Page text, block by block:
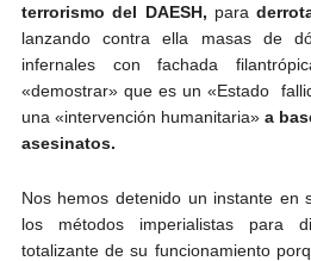
terrorismo del DAESH, para
lanzando contra ella masas de
infernales con fachada
«demostrar» que es un «Estado
una «intervención humanitaria»a
asesinatos.
Nos hemos detenido un instante en
los métodos imperialistas para
totalizante de su funcionamiento